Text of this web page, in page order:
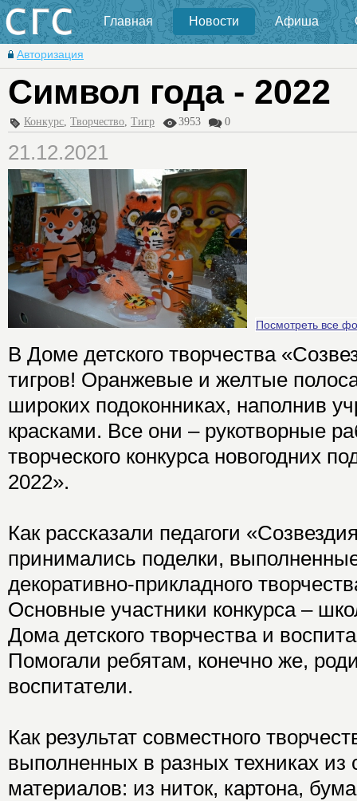
Главная Новости Афиша
Авторизация
Символ года - 2022
Конкурс, Творчество, Тигр 3953 0
21.12.2021
Посмотреть все
В Доме детского творчества
тигров! Оранжевые и желтые
широких подоконниках, наполнив
красками. Все они – рукотворные
творческого конкурса новогодних
2022».
Как рассказали педагоги
принимались поделки,
декоративно-прикладного
Основные участники конкурса –
Дома детского творчества и
Помогали ребятам, конечно же,
воспитатели.
Как результат совместного
выполненных в разных техниках
материалов: из ниток, картона,